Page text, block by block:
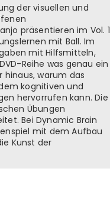
der visuellen und
präsentieren im Vol. 1
mit Ball. Im
mit Hilfsmitteln,
Reihe was genau ein
warum das
kognitiven und
hervorrufen kann. Die
Übungen
Bei Dynamic Brain
mit dem Aufbau
Kunst der